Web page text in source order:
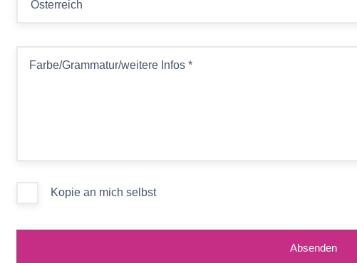
Farbe/Grammatur/weitere Infos *
Kopie an mich selbst
Absenden